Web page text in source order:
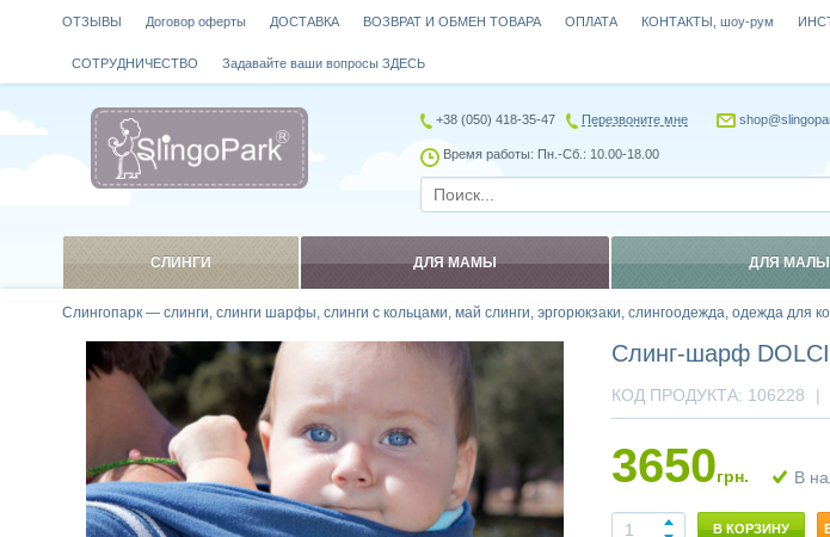
Слингопарк — слинги, слинги шарфы, слинги с кольцами, май слинги, эргорюкзаки, слингоодежда, одежда для
Слинг-шарф
КОД ПРОДУКТА: 106228 |
3650грн. В
В КОРЗИНУ
ОТЗЫВЫ Договор оферты ДОСТАВКА ВОЗВРАТ И ОБМЕН ТОВАРА ОПЛАТА КОНТАКТЫ, шоу-рум
СОТРУДНИЧЕСТВО Задавайте ваши вопросы ЗДЕСЬ
+38 (050) 418-35-47 Перезвоните мне
Время работы: Пн.-Сб.: 10.00-18.00
СЛИНГИ ДЛЯ МАМЫ ДЛЯ